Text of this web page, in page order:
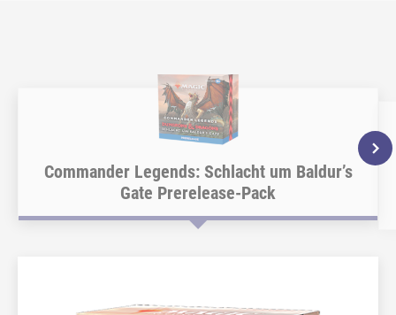
Commander Legends: Schlacht um Baldur’s
Gate Prerelease-Pack